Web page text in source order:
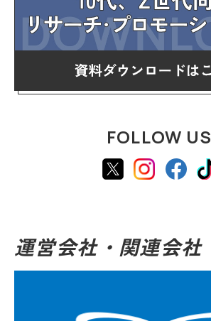
FOLLOW US
運営会社・関連会社